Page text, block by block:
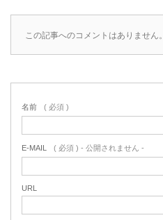
この記事へのコメントはありません。
名前 ( 必須 )
E-MAIL ( 必須 ) - 公開されません -
URL